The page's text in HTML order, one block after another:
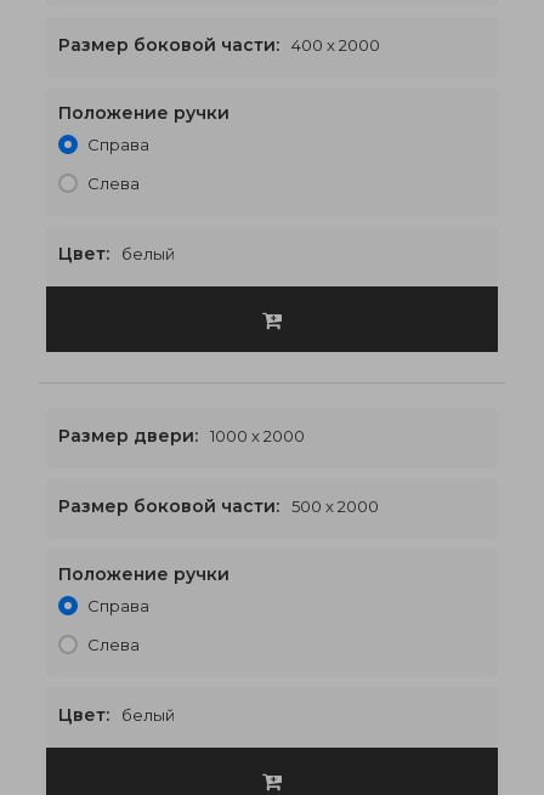
1800 x 2000
Размер боковой части: 400 x 2000
Положение ручки
Справа
Слева
Цвет: белый
2000 x 2000
Размер двери: 1000 x 2000
Размер боковой части: 500 x 2000
Положение ручки
Справа
Слева
Цвет: белый